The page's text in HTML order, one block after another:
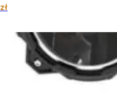
złZakres
967,89 zł
do 11
923,02 zł